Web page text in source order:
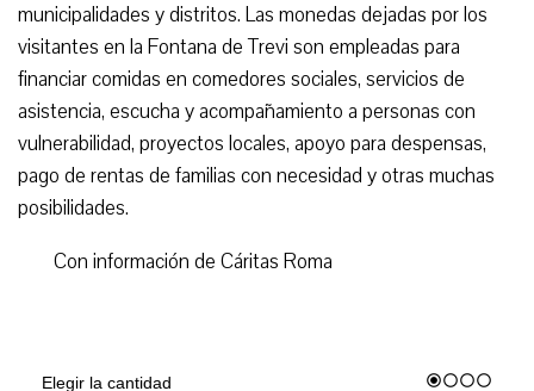
municipalidades y distritos. Las monedas dejadas por los
visitantes en la Fontana de Trevi son empleadas para
financiar comidas en comedores sociales, servicios de
asistencia, escucha y acompañamiento a personas con
vulnerabilidad, proyectos locales, apoyo para despensas,
pago de rentas de familias con necesidad y otras muchas
posibilidades.
Con información de Cáritas Roma